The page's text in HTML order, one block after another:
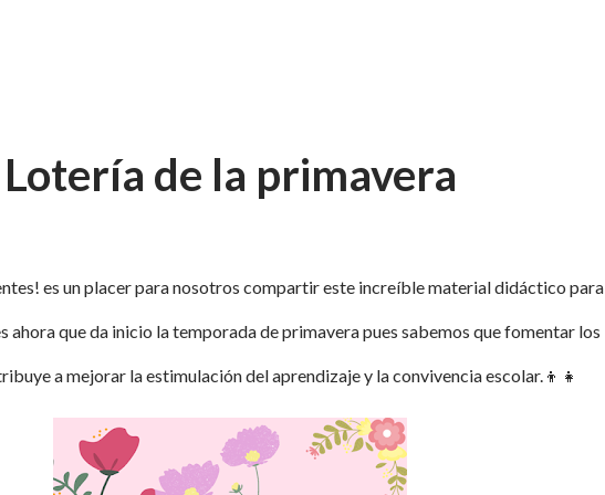
Lotería de la primavera
es un placer para nosotros compartir este increíble material didáctico para
ahora que da inicio la temporada de primavera pues sabemos que fomentar los
a mejorar la estimulación del aprendizaje y la convivencia escolar. 👦👧